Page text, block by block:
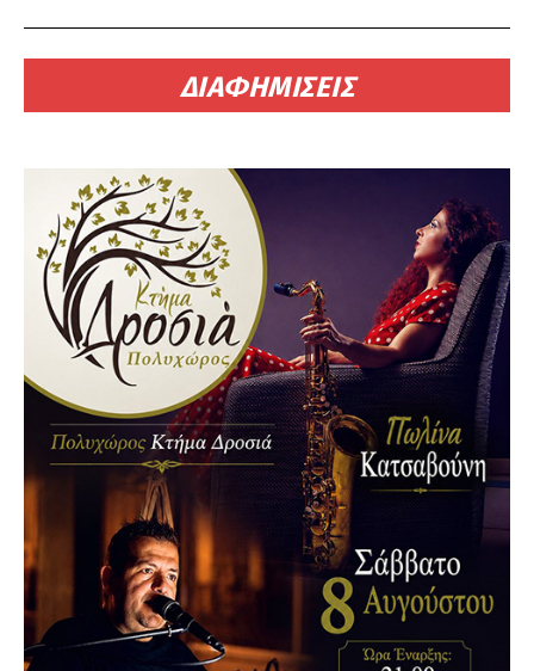
ΔΙΑΦΗΜΙΣΕΙΣ